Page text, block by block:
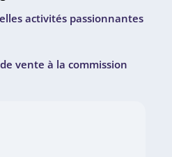
activités passionnantes
vente à la commission